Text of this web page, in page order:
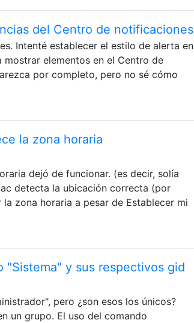
del Centro de notificaciones
Intenté establecer el estilo de alerta en
elementos en el Centro de
por completo, pero no sé cómo
la zona horaria
dejó de funcionar. (es decir, solía
detecta la ubicación correcta (por
zona horaria a pesar de Establecer mi
"Sistema" y sus respectivos gid
pero ¿son esos los únicos?
un grupo. El uso del comando